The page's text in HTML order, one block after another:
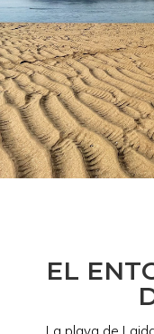
EL